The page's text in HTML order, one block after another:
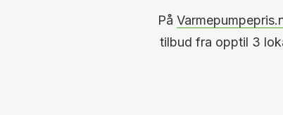
På
tilbud fra opptil 3